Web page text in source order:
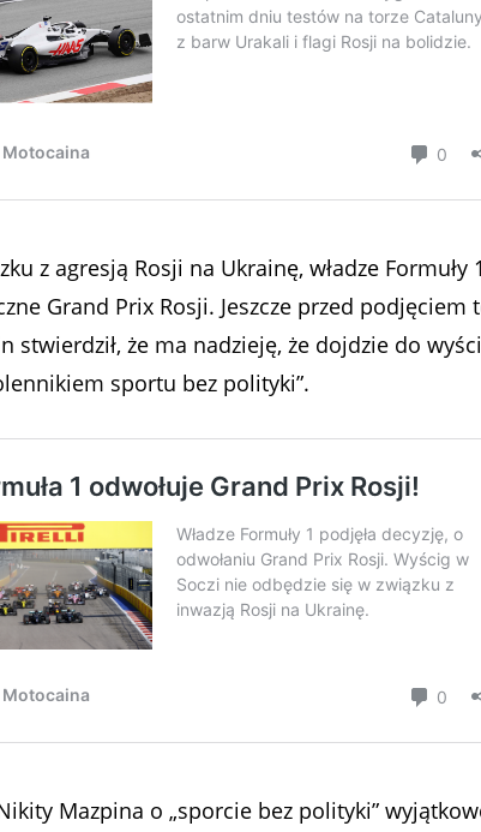
z agresją Rosji na Ukrainę, władze Formuły
Grand Prix Rosji. Jeszcze przed podjęciem
stwierdził, że ma nadzieję, że dojdzie do
sportu bez polityki”.
Mazpina o „sporcie bez polityki”